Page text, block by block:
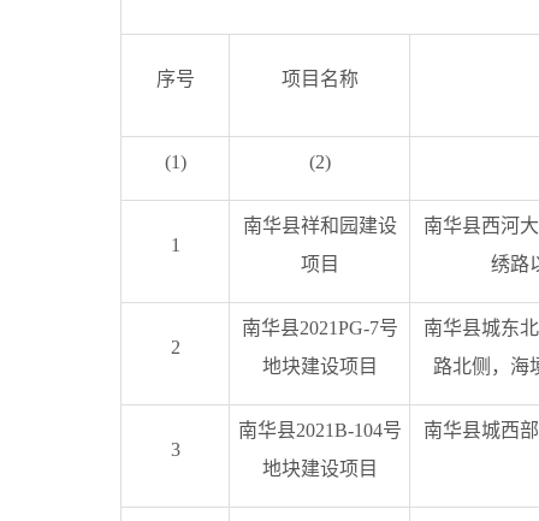
序号 项目名称
(1) (2)
1
南华县祥和园建设
项目
南华县西河
绣路
2
南华县2021PG-7号
地块建设项目
南华县城东
路北侧，海
3
南华县2021B-104号
地块建设项目
南华县城西